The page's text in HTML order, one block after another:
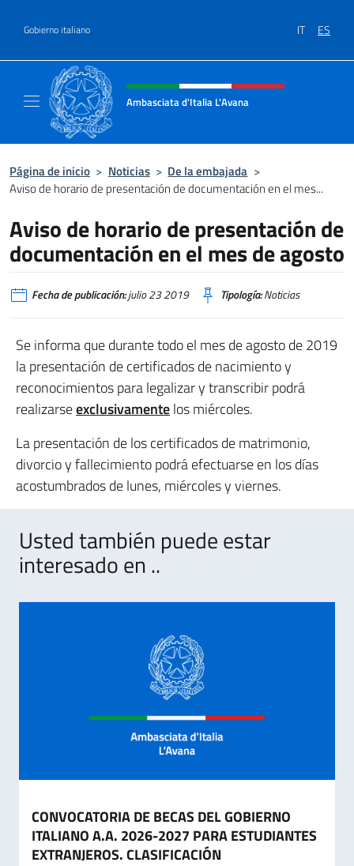
Gobierno italiano IT ES
Encabezado del sitio web,
Ambasciata d'Italia L'Avana
Página de inicio > Noticias > De la embajada >
Aviso de horario de presentación de documentación en el mes...
Aviso de horario de presentación de
documentación en el mes de agosto
Fecha de publicación:julio 23 2019 Tipología:Noticias
Se informa que durante todo el mes de agosto de 2019
la presentación de certificados de nacimiento y
reconocimientos para legalizar y transcribir podrá
realizarseexclusivamentelos miércoles.
La presentación de los certificados de matrimonio,
divorcio y fallecimiento podrá efectuarse en los días
acostumbrados de lunes, miércoles y viernes.
Usted también puede estar
interesado en ..
CONVOCATORIA DE BECAS DEL GOBIERNO
ITALIANO A.A. 2026-2027 PARA ESTUDIANTES
EXTRANJEROS. CLASIFICACIÓN